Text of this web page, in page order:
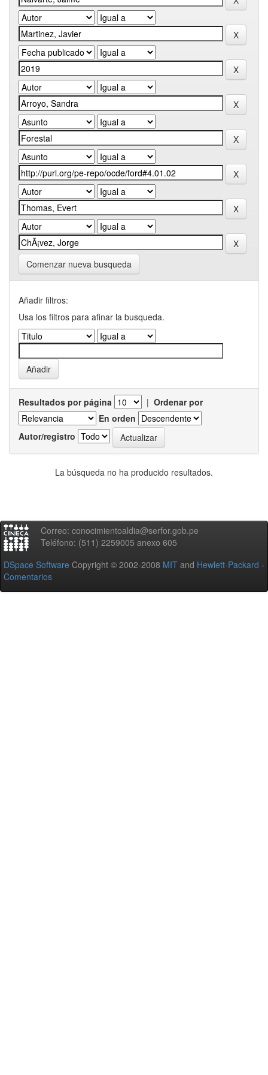
Comenzar nueva busqueda
Añadir filtros:
Usa los filtros para afinar la busqueda.
Resultados por página | Ordenar por
En orden
Autor/registro
La búsqueda no ha producido resultados.
Correo: conocimientoaldia@serfor.gob.pe
Teléfono: (511) 2259005 anexo 605
DSpace Software Copyright © 2002-2008 MIT and Hewlett-Packard -
Comentarios